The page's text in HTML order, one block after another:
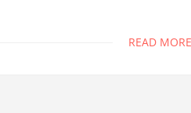
READ MORE